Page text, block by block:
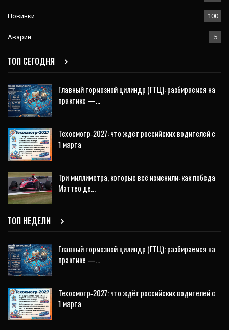
Новинки 100
Аварии 5
ТОП СЕГОДНЯ
Главный тормозной цилиндр (ГТЦ): разбираемся на
практике —…
Техосмотр‑2027: что ждёт российских водителей с
1 марта
Три миллиметра, которые всё изменили: как победа
Маттео де…
ТОП НЕДЕЛИ
Главный тормозной цилиндр (ГТЦ): разбираемся на
практике —…
Техосмотр‑2027: что ждёт российских водителей с
1 марта